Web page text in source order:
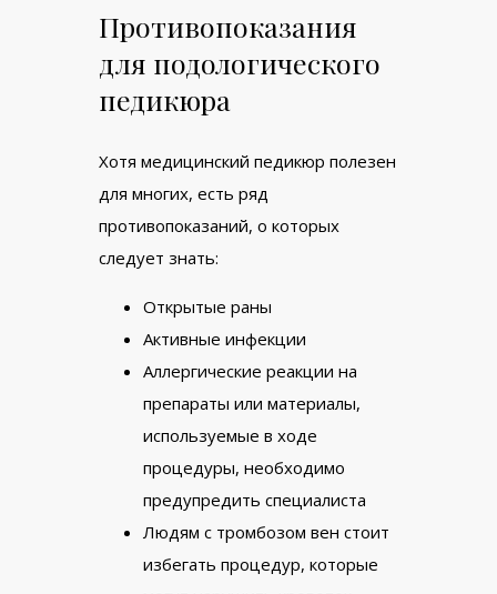
Противопоказания
для подологического
педикюра
Хотя медицинский педикюр полезен
для многих, есть ряд
противопоказаний, о которых
следует знать:
Открытые раны
Активные инфекции
Аллергические реакции на
препараты или материалы,
используемые в ходе
процедуры, необходимо
предупредить специалиста
Людям с тромбозом вен стоит
избегать процедур, которые